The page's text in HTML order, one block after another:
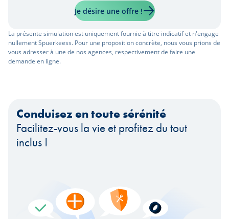
La présente simulation est uniquement fournie à titre indicatif et n'engage
nullement Spuerkeess. Pour une proposition concrète, nous vous prions de
vous adresser à une de nos agences, respectivement de faire une
demande en ligne.
Je désire une offre !
Conduisez en toute sérénité
Facilitez-vous la vie et profitez du tout
inclus !